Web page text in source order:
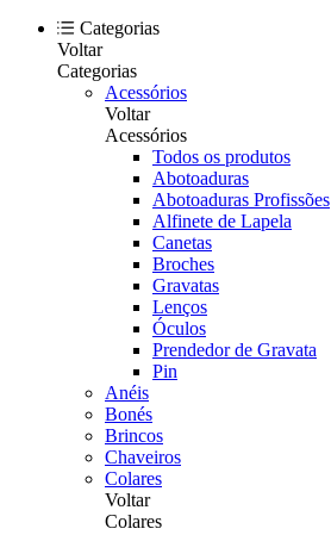
Categorias
Voltar
Categorias
Acessórios
Voltar
Acessórios
Todos os produtos
Abotoaduras
Abotoaduras Profissões
Alfinete de Lapela
Canetas
Broches
Gravatas
Lenços
Óculos
Prendedor de Gravata
Pin
Anéis
Bonés
Brincos
Chaveiros
Colares
Voltar
Colares